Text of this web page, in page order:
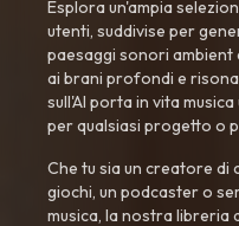
Esplora un'ampia
utenti, suddivise per
paesaggi sonori ambient
ai brani profondi e
sull'AI porta in vita
per qualsiasi progetto o
Che tu sia un creatore di
giochi, un podcaster o
musica, la nostra libreria